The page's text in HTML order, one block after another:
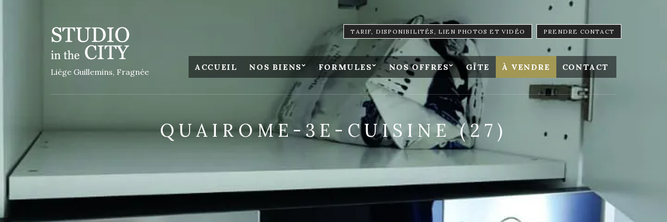
TARIF, DISPONIBILITÉS, LIEN PHOTOS ET VIDÉO PRENDRE CONTACT
Liège Guillemins, Fragnée ACCUEIL NOS BIENS FORMULES NOS OFFRES GÎTE À VENDRE CONTACT
QUAIROME-3E-CUISINE (27)